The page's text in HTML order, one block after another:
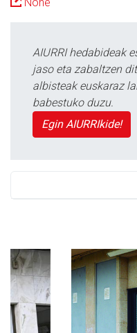
AIURRI hedabideak
jaso eta zabaltzen
albisteak euskaraz
babestuko duzu.
Egin AIURRIkide!